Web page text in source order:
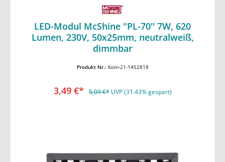
LED-Modul McShine ''PL-70'' 7W, 620
Lumen, 230V, 50x25mm, neutralweiß,
dimmbar
Produkt Nr.: Kom-21-1452818
3,49 €* 5,09 €* UVP (31.43% gespart)
In den Warenkorb